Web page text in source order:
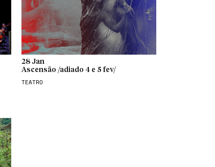
28 Jan
Ascensão /adiado 4 e 5 fev/
TEATRO